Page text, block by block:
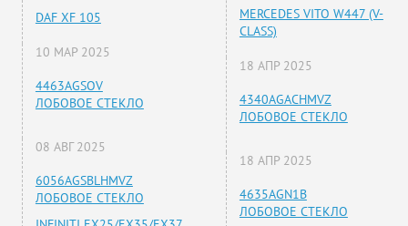
DAF XF 105
10 МАР 2025
4463AGSOV
ЛОБОВОЕ СТЕКЛО
08 АВГ 2025
6056AGSBLHMVZ
ЛОБОВОЕ СТЕКЛО
MERCEDES VITO W447 (V-
CLASS)
18 АПР 2025
4340AGACHMVZ
ЛОБОВОЕ СТЕКЛО
18 АПР 2025
4635AGN1B
ЛОБОВОЕ СТЕКЛО